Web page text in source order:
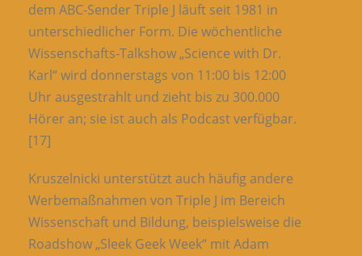
dem ABC-Sender Triple J läuft seit 1981 in
unterschiedlicher Form. Die wöchentliche
Wissenschafts-Talkshow „Science with Dr.
Karl“ wird donnerstags von 11:00 bis 12:00
Uhr ausgestrahlt und zieht bis zu 300.000
Hörer an; sie ist auch als Podcast verfügbar.
[17]
Kruszelnicki unterstützt auch häufig andere
Werbemaßnahmen von Triple J im Bereich
Wissenschaft und Bildung, beispielsweise die
Roadshow „Sleek Geek Week“ mit Adam